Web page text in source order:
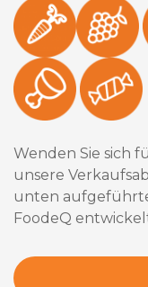
Wenden Sie sich
unsere
unten
FoodeQ